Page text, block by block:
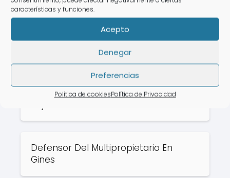
características y funciones.
Acepto
Denegar
Preferencias
Política de cookiesPolítica de Privacidad
RevolvingSemana flotante
Rate this post
Puede que te interese:
Defensor Del Multipropietario En
Defensor Del Multipropietario En
Gines